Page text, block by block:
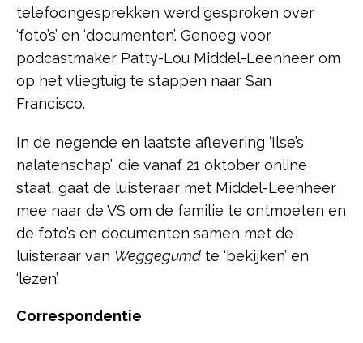
telefoongesprekken werd gesproken over
‘foto’s’ en ‘documenten’. Genoeg voor
podcastmaker Patty-Lou Middel-Leenheer om
op het vliegtuig te stappen naar San
Francisco.
In de negende en laatste aflevering ‘Ilse’s
nalatenschap’, die vanaf 21 oktober online
staat, gaat de luisteraar met Middel-Leenheer
mee naar de VS om de familie te ontmoeten en
de foto’s en documenten samen met de
luisteraar van Weggegumd te ‘bekijken’ en
‘lezen’.
Correspondentie